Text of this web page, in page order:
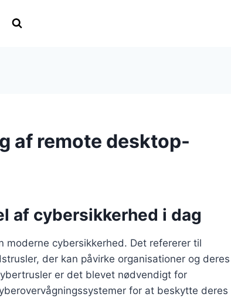
af remote desktop-
af cybersikkerhed i dag
moderne cybersikkerhed. Det refererer til
der kan påvirke organisationer og deres
er det blevet nødvendigt for
for at beskytte deres